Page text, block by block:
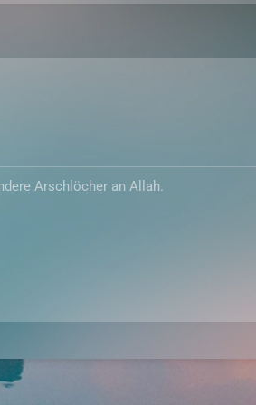
Arschlöcher an Allah.